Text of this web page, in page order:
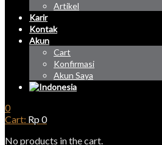
Artikel
Karir
Kontak
Akun
Cart
Konfirmasi
Akun Saya
0
Cart: Rp0
No products in the cart.